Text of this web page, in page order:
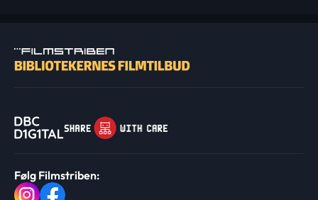
Følg Filmstriben: